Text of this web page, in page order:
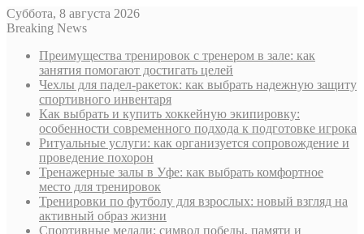
Суббота, 8 августа 2026
Breaking News
Преимущества тренировок с тренером в зале: как
занятия помогают достигать целей
Чехлы для падел-ракеток: как выбрать надежную защиту
спортивного инвентаря
Как выбрать и купить хоккейную экипировку:
особенности современного подхода к подготовке игрока
Ритуальные услуги: как организуется сопровождение и
проведение похорон
Тренажерные залы в Уфе: как выбрать комфортное
место для тренировок
Тренировки по футболу для взрослых: новый взгляд на
активный образ жизни
Спортивные медали: символ победы, памяти и